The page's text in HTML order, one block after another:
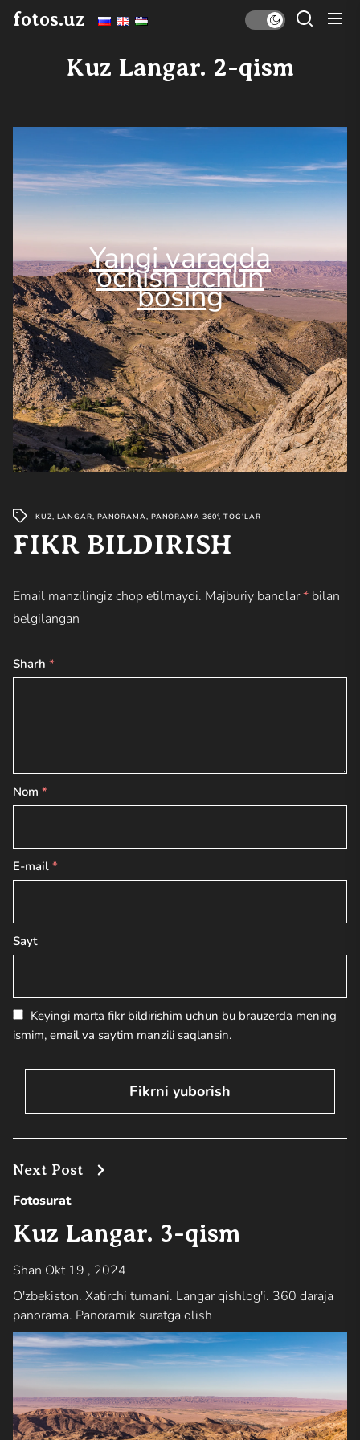
Skipfotos.uz
Kuz Langar. 2-qism
Yangi varaqda
ochish uchun
bosing
KUZ, LANGAR, PANORAMA, PANORAMA 360°,TOG’LAR
FIKR BILDIRISH
Email manzilingiz chop etilmaydi. Majburiy bandlar* bilan
belgilangan
Sharh *
Nom *
E-mail *
Sayt
Keyingi marta fikr bildirishim uchun bu brauzerda mening
ismim, email va saytim manzili saqlansin.
Next Post
Fotosurat
Kuz Langar. 3-qism
Shan Okt 19 , 2024
O'zbekiston. Xatirchi tumani. Langar qishlog'i. 360 daraja
panorama. Panoramik suratga olish